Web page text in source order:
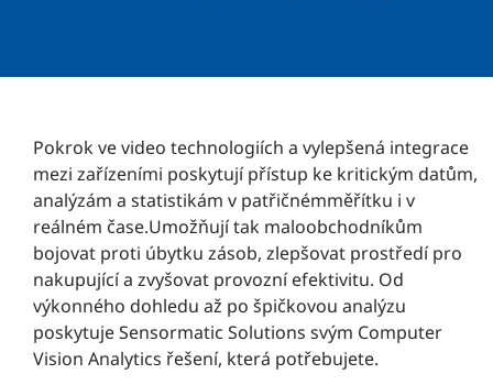
Pokrok ve video technologiích a vylepšená integrace
mezi zařízeními poskytují přístup ke kritickým datům,
analýzám a statistikám v patřičnémměřítku i v
reálném čase.Umožňují tak maloobchodníkům
bojovat proti úbytku zásob, zlepšovat prostředí pro
nakupující a zvyšovat provozní efektivitu. Od
výkonného dohledu až po špičkovou analýzu
poskytuje Sensormatic Solutions svým Computer
Vision Analytics řešení, která potřebujete.